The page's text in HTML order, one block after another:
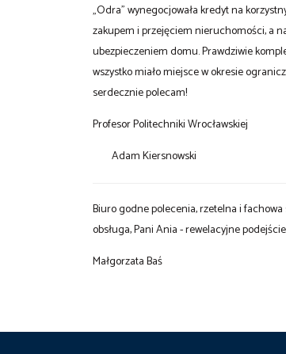
„Odra” wynegocjowała kredyt na
zakupem i przejęciem nieruchomości, a
ubezpieczeniem domu. Prawdziwie
wszystko miało miejsce w okresie
serdecznie polecam!
Profesor Politechniki Wrocławskiej
Adam Kiersnowski
Biuro godne polecenia, rzetelna i
obsługa, Pani Ania - rewelacyjne
Małgorzata Baś